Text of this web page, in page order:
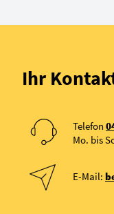
Ihr
Telefon
Mo. bis
E-Mail: